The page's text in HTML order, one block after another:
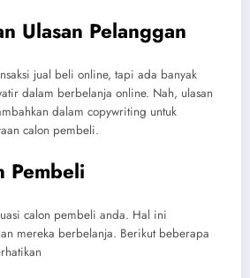
Ulasan Pelanggan
jual beli online, tapi ada banyak
dalam berbelanja online. Nah, ulasan
dalam copywriting untuk
calon pembeli.
Pembeli
calon pembeli anda. Hal ini
mereka berbelanja. Berikut beberapa